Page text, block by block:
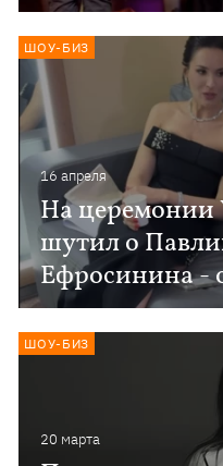
16 апреля
На церемонии
шутил о
Ефросинина -
ШОУ-БИЗ
20 марта
ШОУ-БИЗ